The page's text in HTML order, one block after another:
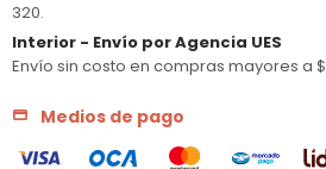
320.
Interior - Envío por Agencia UES
Envío sin costo en compras mayores a $
Medios de pago